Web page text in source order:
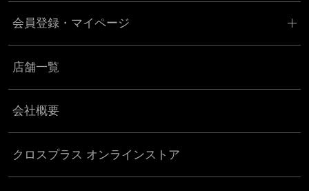
会員登録・マイページ
店舗一覧
会社概要
クロスプラス オンラインストア